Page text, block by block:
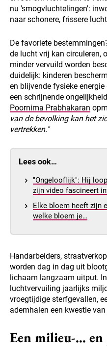
nu 'smogvluchtelingen':
naar schonere, frissere
De favoriete
de lucht vrij kan circuleren,
minder vervuild worden
duidelijk: kinderen
en blijvende fysieke
een schrijnende
Poornima Prabhakaran
van de bevolking kan het
vertrekken."
Lees ook…
"Ongelooflijk": Hij
zijn video fascineert
Elke bloem heeft zijn
welke bloem je…
Handarbeiders,
worden dag in dag uit
lichaam langzaam uitput.
luchtvervuiling jaarlijks
vroegtijdige sterfgevallen,
ademhalen een kwestie
Een milieu-…